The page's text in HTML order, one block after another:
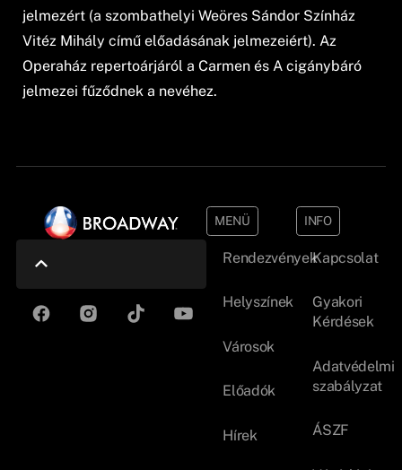
jelmezért (a szombathelyi Weöres Sándor Színház
Vitéz Mihály című előadásának jelmezeiért). Az
Operaház repertoárjáról a Carmen és A cigánybáró
jelmezei fűződnek a nevéhez.
MENÜ
Rendezvények
Helyszínek
Városok
Előadók
Hírek
INFO
Kapcsolat
Gyakori
Kérdések
Adatvédelmi
szabályzat
ÁSZF